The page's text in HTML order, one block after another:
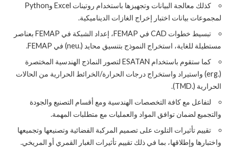
كذلك معالجة البيانات وتجهيزها باستخدام روتينات Excel وPython
لمجموعات بيانات اختبار إخراج الغازات الديناميكية.
تبسيط خطوات CAD في FEMAP، إعداد الشبكة في FEMAP بعناصر
مستطيلة للغاية، استخراج النموذج بتنسيق محايد (.neu) في FEMAP.
كما ستقوم باستخدام ESATAN لتصور النماذج الهندسية المختصرة
(.erg) واستيراد واستخراج درجات الحرارة/الخرائط الحرارية من الحالات
الحرارية (.TMD).
لتفاعل مع كافة التخصصات الهندسية ومع أقسام التصنيع والجودة
والتجميع لضمان توافق المواد والعمليات مع متطلبات المهمة.
تقييم تأثيرات التلوث على تصميم المركبة الفضائية وتصنيعها وتجميعها
واختبارها وإطلاقها، بما في ذلك تقييم تأثيرات الغبار القمري أو المريخي.